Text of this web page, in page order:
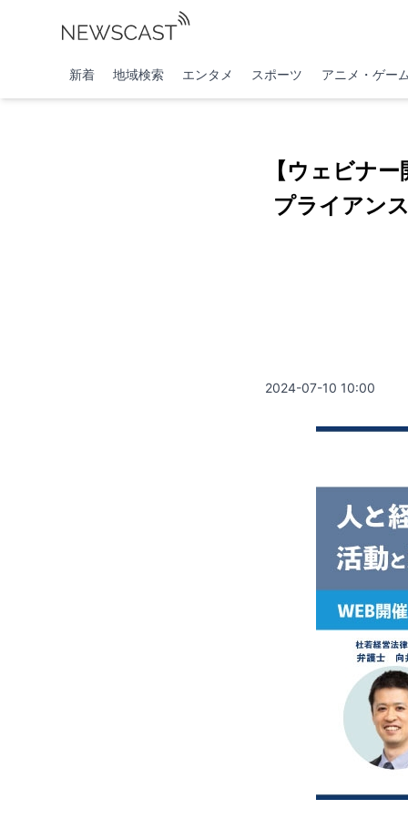
新着 地域検索 エンタメ スポーツ アニメ・ゲー
【ウェビナ
プライアン
2024-07-10 10:00